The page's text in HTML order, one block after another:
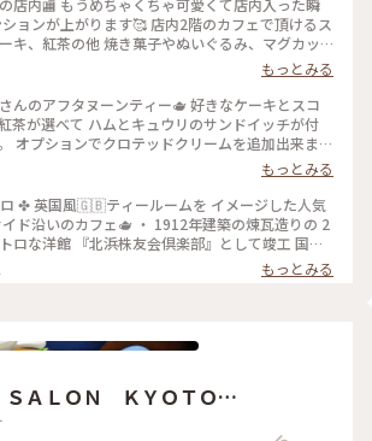
ョンが上がります🥰 店内2階のカフェで頂けるス
キ、紅茶の他 焼き菓子やぬいぐるみ、マグカッ
ト用の 詰め合わせなど購入することが出来ます✨
なアンティーク家具にミントグリーンが 映えて
す〜！
もっとみる
んのアフタヌーンティー🫖 好きなケーキとスコ
茶が選べて ハムとキュウリのサンドイッチが付
オプションでクロテッドクリームを追加出来ます
季節限定のさくらとくるみをチョイス。 ケーキ
ースペシャルショートケーキです🍓 ウェッジウ
乗せられてボリュームが凄いです😳 ケーキも1ピ
大きく、しっかり甘め。 スコーンは温かく香り
クで美味しいです！ サンドイッチも黒胡椒が効
としょっぱいで 最高です〜！ めちゃくちゃボリ
ますが紅茶も差し湯が 用意されていて最後まで
もっとみる
✤ 英国風🇬🇧ティールームを イメージした人気
ド沿いのカフェ🫖 ・ 1912年建築の煉瓦造りの 2
ロな洋館 『北浜株友会倶楽部』として竣工 国の
財に指定 ・ 最近は行列のあまりスルーすること
日は平日の雨の日☔ 15時頃にも関わらず空いて
に過ごせる お茶じかんでした😊🫖 ✤ーーーーー
ェ#大阪カフェ#はじめての投稿 #はじめての投
しいもん #ことりっぷ大阪
もっとみる
ＳＡＬＯＮ ＫＹＯＴＯ
都